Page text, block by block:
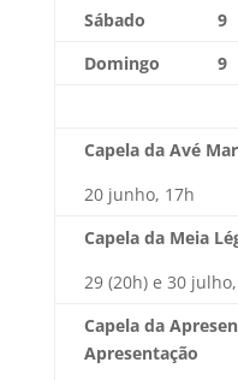
Sábado 9
Domingo
9
Capela da Avé
20 junho, 17h
Capela da Meia
29 (20h) e 30
Capela da
Apresentação